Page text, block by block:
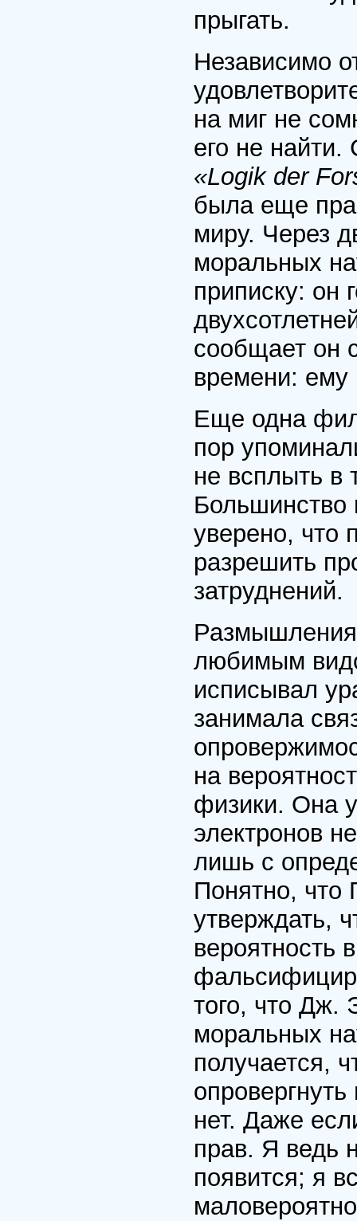
прыгать.
Независимо
на миг не
его не
«Logik der
была еще
миру. Через
моральных
приписку: он
сообщает он
времени: ему
Еще одна
пор
не всплыть в
Большинство
уверено, что
разрешить
затруднений.
любимым
исписывал
занимала
на
физики. Она
электронов
лишь с
Понятно, что
утверждать,
вероятность
того, что Дж.
моральных
получается,
нет. Даже
прав. Я ведь
появится; я